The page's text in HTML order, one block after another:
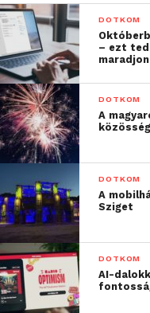
választhatnak az
a magyarországi
legszéleskörűbb HD
televíziózás
videórögzítőt is
UPC Direct csomag
előfizetést választani.
DOTKOM
– ezt
DOTKOM
A
DOTKOM
A
Sziget
DOTKOM
AI-